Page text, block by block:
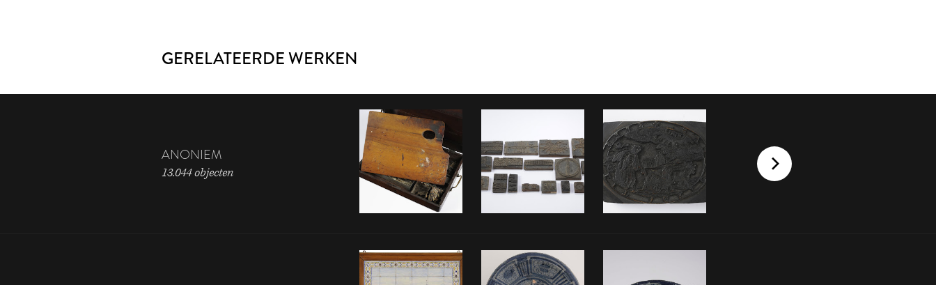
GERELATEERDE WERKEN
ANONIEM
13.044 objecten